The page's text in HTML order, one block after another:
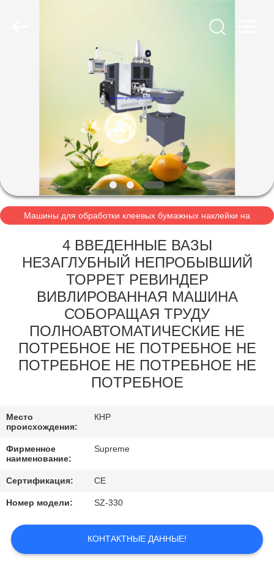
ЭКСКУРСИЯ
ПО
ЗАВОДУ
КОНТРОЛЬ
КАЧЕСТВА
СВЯЖИТЕСЬ
ЗАПРОСИТЕ
ЦИТАТУ
КАРТА
САЙТА
ПОЛИТИКА
КОНФИДЕНЦИАЛЬНОСТИ
Машины для обработки клеевых бумажных наклейки на
4 ВВЕДЕННЫЕ ВАЗЫ
НЕЗАГЛУБНЫЙ НЕПРОБЫВШИЙ
ТОРРЕТ РЕВИНДЕР
ВИВЛИРОВАННАЯ МАШИНА
СОБОРАЩАЯ ТРУДУ
ПОЛНОАВТОМАТИЧЕСКИЕ НЕ
ПОТРЕБНОЕ НЕ ПОТРЕБНОЕ НЕ
ПОТРЕБНОЕ НЕ ПОТРЕБНОЕ НЕ
ПОТРЕБНОЕ
Место
происхождения:
КНР
Фирменное
наименование:
Supreme
Сертификация: CE
Номер модели: SZ-330
КОНТАКТНЫЕ ДАННЫЕ!